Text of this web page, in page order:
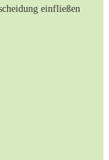
einfließen